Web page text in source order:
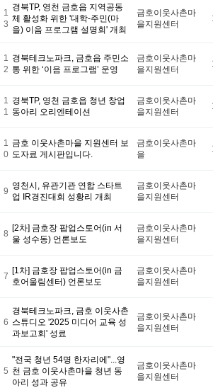
1
3
경북TP, 영천 금호읍 지역공동
체 활성화 위한 '대학-주민(마
을) 이음 프로그램 설명회' 개최
금호이웃사촌마
을지원센터
1
2
경북테크노파크, 금호읍 주민소
통 위한 ‘이음 프로그램’ 운영
금호이웃사촌마
을지원센터
1
1
경북TP, 영천 금호읍 청년 창업
동아리 오리엔테이션
금호이웃사촌마
을지원센터
1
0
금호 이웃사촌마을 지원센터 보
도자료 게시판입니다.
금호이웃사촌마
을
9
영천시, 유관기관 연합 스타트
업 IR경진대회 성황리 개최
금호이웃사촌마
을지원센터
8
[2차] 금호장 팝업스토어(in 서
울 성수동) 언론보도
금호이웃사촌마
을지원센터
7
[1차] 금호장 팝업스토어(in 금
호어울림센터) 언론보도
금호이웃사촌마
을지원센터
6
경북테크노파크, 금호 이웃사촌
스튜디오 '2025 미디어 교육 성
과보고회' 성료
금호이웃사촌마
을지원센터
5
"전국 청년 54명 한자리에"...영
천 금호 이웃사촌마을 청년 동
아리 성과 공유
금호이웃사촌마
을지원센터